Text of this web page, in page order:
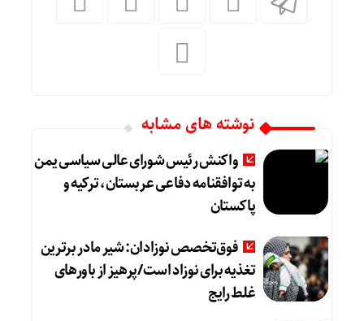
نوشته های مشابه
واکنش رئیس شورای عالی سیاسی یمن
به توافقنامه دفاعی عربستان، ترکیه و
پاکستان
فوق‌تخصص نوزادان: شیر مادر برترین
تغذیه برای نوزاد است/پرهیز از باورهای
غلط رایج